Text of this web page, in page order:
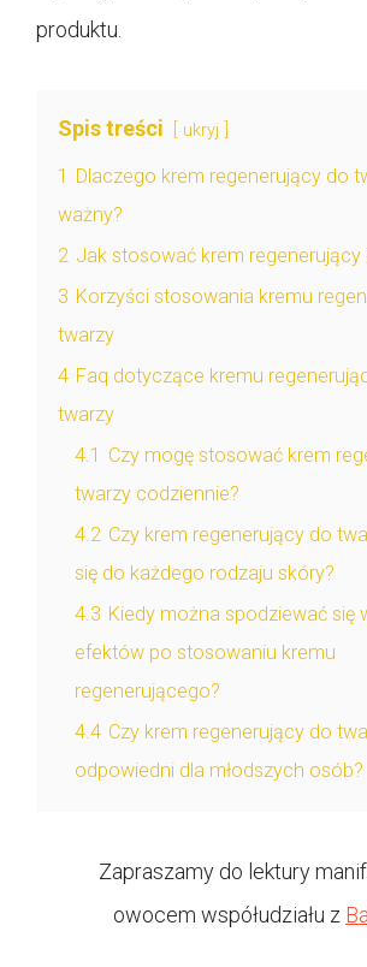
produktu.
Spis treści ukryj
1 Dlaczego krem regenerujący do
ważny?
2 Jak stosować krem regenerujący
3 Korzyści stosowania kremu
twarzy
4 Faq dotyczące kremu
twarzy
4.1 Czy mogę stosować krem
twarzy codziennie?
4.2 Czy krem regenerujący do
się do każdego rodzaju skóry?
4.3 Kiedy można spodziewać się
efektów po stosowaniu kremu
regenerującego?
4.4 Czy krem regenerujący do
odpowiedni dla młodszych osób?
Zapraszamy do lektury
owocem współudziału z